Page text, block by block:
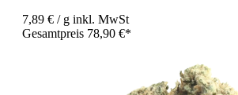
7,89 € / g inkl. MwSt
Gesamtpreis 78,90 €*